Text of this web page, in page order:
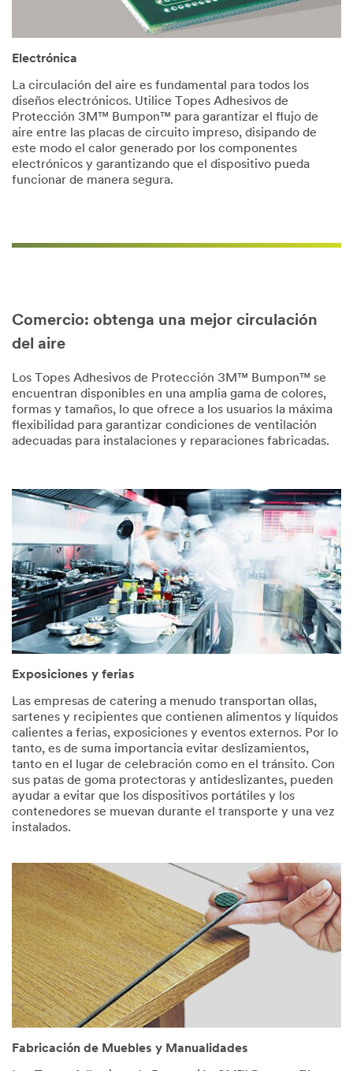
Electrónica
La circulación del aire es fundamental para todos los
diseños electrónicos. Utilice Topes Adhesivos de
Protección 3M™ Bumpon™ para garantizar el flujo de
aire entre las placas de circuito impreso, disipando de
este modo el calor generado por los componentes
electrónicos y garantizando que el dispositivo pueda
funcionar de manera segura.
Comercio: obtenga una mejor circulación
del aire
Los Topes Adhesivos de Protección 3M™ Bumpon™ se
encuentran disponibles en una amplia gama de colores,
formas y tamaños, lo que ofrece a los usuarios la máxima
flexibilidad para garantizar condiciones de ventilación
adecuadas para instalaciones y reparaciones fabricadas.
Exposiciones y ferias
Las empresas de catering a menudo transportan ollas,
sartenes y recipientes que contienen alimentos y líquidos
calientes a ferias, exposiciones y eventos externos. Por lo
tanto, es de suma importancia evitar deslizamientos,
tanto en el lugar de celebración como en el tránsito. Con
sus patas de goma protectoras y antideslizantes, pueden
ayudar a evitar que los dispositivos portátiles y los
contenedores se muevan durante el transporte y una vez
instalados.
Fabricación de Muebles y Manualidades